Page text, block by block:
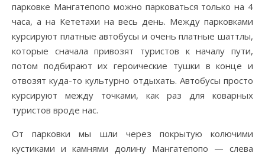
парковке Мангатепопо можно парковаться только на 4
часа, а на Кететахи на весь день. Между парковками
курсируют платные автобусы и очень платные шаттлы,
которые сначала привозят туристов к началу пути,
потом подбирают их героические тушки в конце и
отвозят куда-то культурно отдыхать. Автобусы просто
курсируют между точками, как раз для коварных
туристов вроде нас.
От парковки мы шли через покрытую колючими
кустиками и камнями долину Мангатепопо — слева